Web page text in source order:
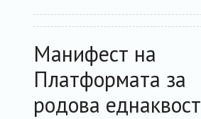
Манифест на
Платформата за
родова еднаквост